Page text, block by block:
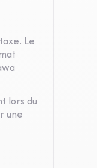
Le
lors du
une